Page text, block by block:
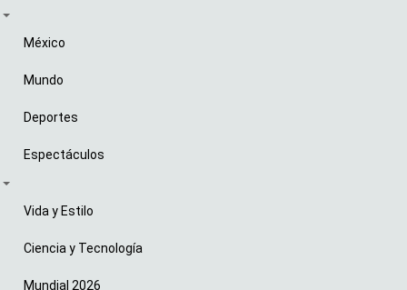
México
Mundo
Deportes
Espectáculos
Vida y Estilo
Ciencia y Tecnología
Mundial 2026